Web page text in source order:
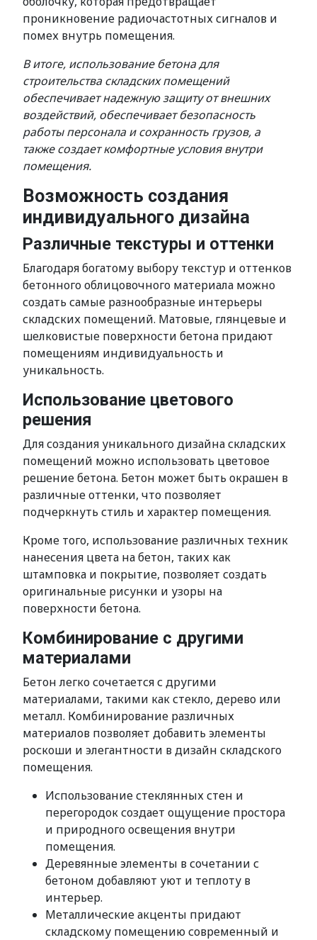
проникновение радиочастотных сигналов и
помех внутрь помещения.
В итоге, использование бетона для
строительства складских помещений
обеспечивает надежную защиту от внешних
воздействий, обеспечивает безопасность
работы персонала и сохранность грузов, а
также создает комфортные условия внутри
помещения.
Возможность создания
индивидуального дизайна
Различные текстуры и оттенки
Благодаря богатому выбору текстур и оттенков
бетонного облицовочного материала можно
создать самые разнообразные интерьеры
складских помещений. Матовые, глянцевые и
шелковистые поверхности бетона придают
помещениям индивидуальность и
уникальность.
Использование цветового
решения
Для создания уникального дизайна складских
помещений можно использовать цветовое
решение бетона. Бетон может быть окрашен в
различные оттенки, что позволяет
подчеркнуть стиль и характер помещения.
Кроме того, использование различных техник
нанесения цвета на бетон, таких как
штамповка и покрытие, позволяет создать
оригинальные рисунки и узоры на
поверхности бетона.
Комбинирование с другими
материалами
Бетон легко сочетается с другими
материалами, такими как стекло, дерево или
металл. Комбинирование различных
материалов позволяет добавить элементы
роскоши и элегантности в дизайн складского
помещения.
Использование стеклянных стен и
перегородок создает ощущение простора
и природного освещения внутри
помещения.
Деревянные элементы в сочетании с
бетоном добавляют уют и теплоту в
интерьер.
Металлические акценты придают
складскому помещению современный и